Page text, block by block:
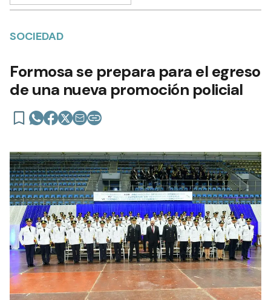
SOCIEDAD
Formosa se prepara para el egreso
de una nueva promoción policial